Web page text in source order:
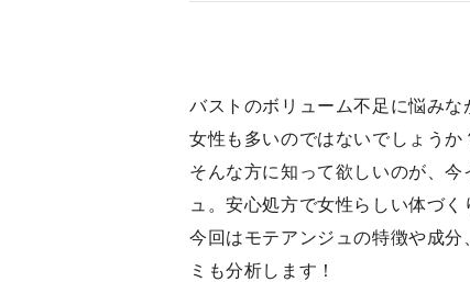
バストのボリューム不足に悩み
女性も多いのではないでしょうか
そんな方に知って欲しいのが、
ュ。安心処方で女性らしい体づ
今回はモテアンジュの特徴や成
ミも分析します！